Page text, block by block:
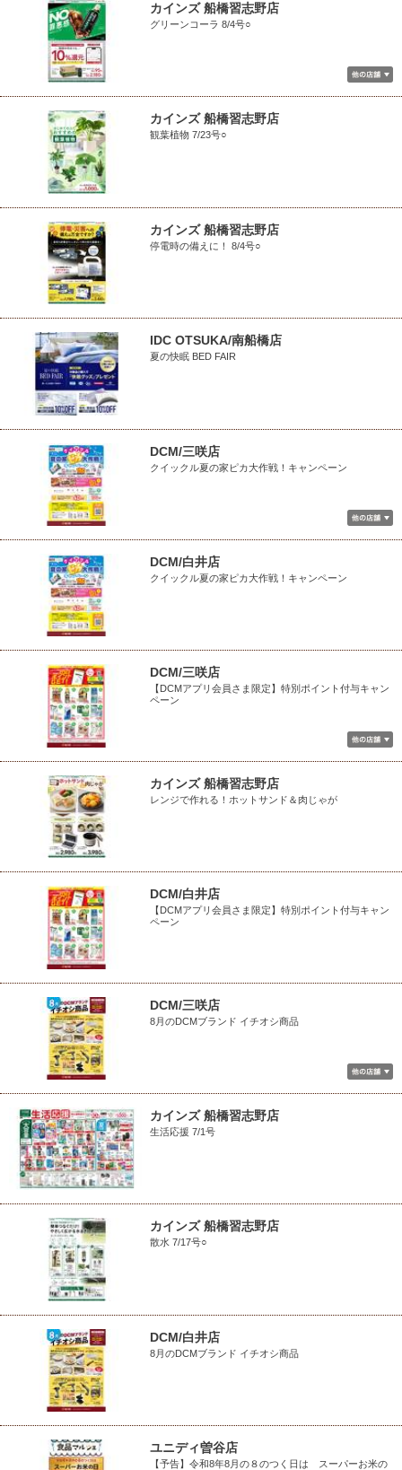
カインズ 船橋習志野店
グリーンコーラ 8/4号○
カインズ 船橋習志野店
観葉植物 7/23号○
カインズ 船橋習志野店
停電時の備えに！ 8/4号○
IDC OTSUKA/南船橋店
夏の快眠 BED FAIR
DCM/三咲店
クイックル夏の家ピカ大作戦！キャンペーン
DCM/白井店
クイックル夏の家ピカ大作戦！キャンペーン
DCM/三咲店
【DCMアプリ会員さま限定】特別ポイント付与キャン
ペーン
カインズ 船橋習志野店
レンジで作れる！ホットサンド＆肉じゃが
DCM/白井店
【DCMアプリ会員さま限定】特別ポイント付与キャン
ペーン
DCM/三咲店
8月のDCMブランド イチオシ商品
カインズ 船橋習志野店
生活応援 7/1号
カインズ 船橋習志野店
散水 7/17号○
DCM/白井店
8月のDCMブランド イチオシ商品
ユニディ曽谷店
【予告】令和8年8月の８のつく日は スーパーお米の